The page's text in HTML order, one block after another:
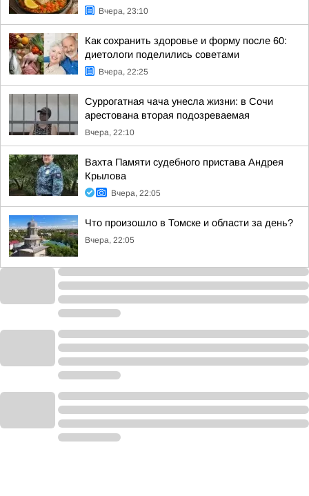
Вчера, 23:10
Как сохранить здоровье и форму после 60:
диетологи поделились советами
Вчера, 22:25
Суррогатная чача унесла жизни: в Сочи
арестована вторая подозреваемая
Вчера, 22:10
Вахта Памяти судебного пристава Андрея
Крылова
Вчера, 22:05
Что произошло в Томске и области за день?
Вчера, 22:05